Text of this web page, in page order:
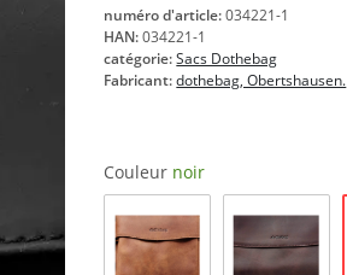
numéro d'article:034221-1
HAN:034221-1
catégorie:Sacs Dothebag
Fabricant:dothebag, Obertshausen.
Couleur noir